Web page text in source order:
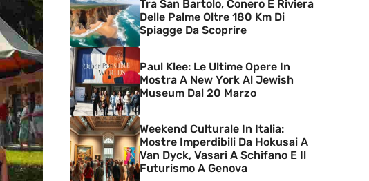
Tra San Bartolo, Conero E Riviera
Delle Palme Oltre 180 Km Di
Spiagge Da Scoprire
Paul Klee: Le Ultime Opere In
Mostra A New York Al Jewish
Museum Dal 20 Marzo
Weekend Culturale In Italia:
Mostre Imperdibili Da Hokusai A
Van Dyck, Vasari A Schifano E Il
Futurismo A Genova